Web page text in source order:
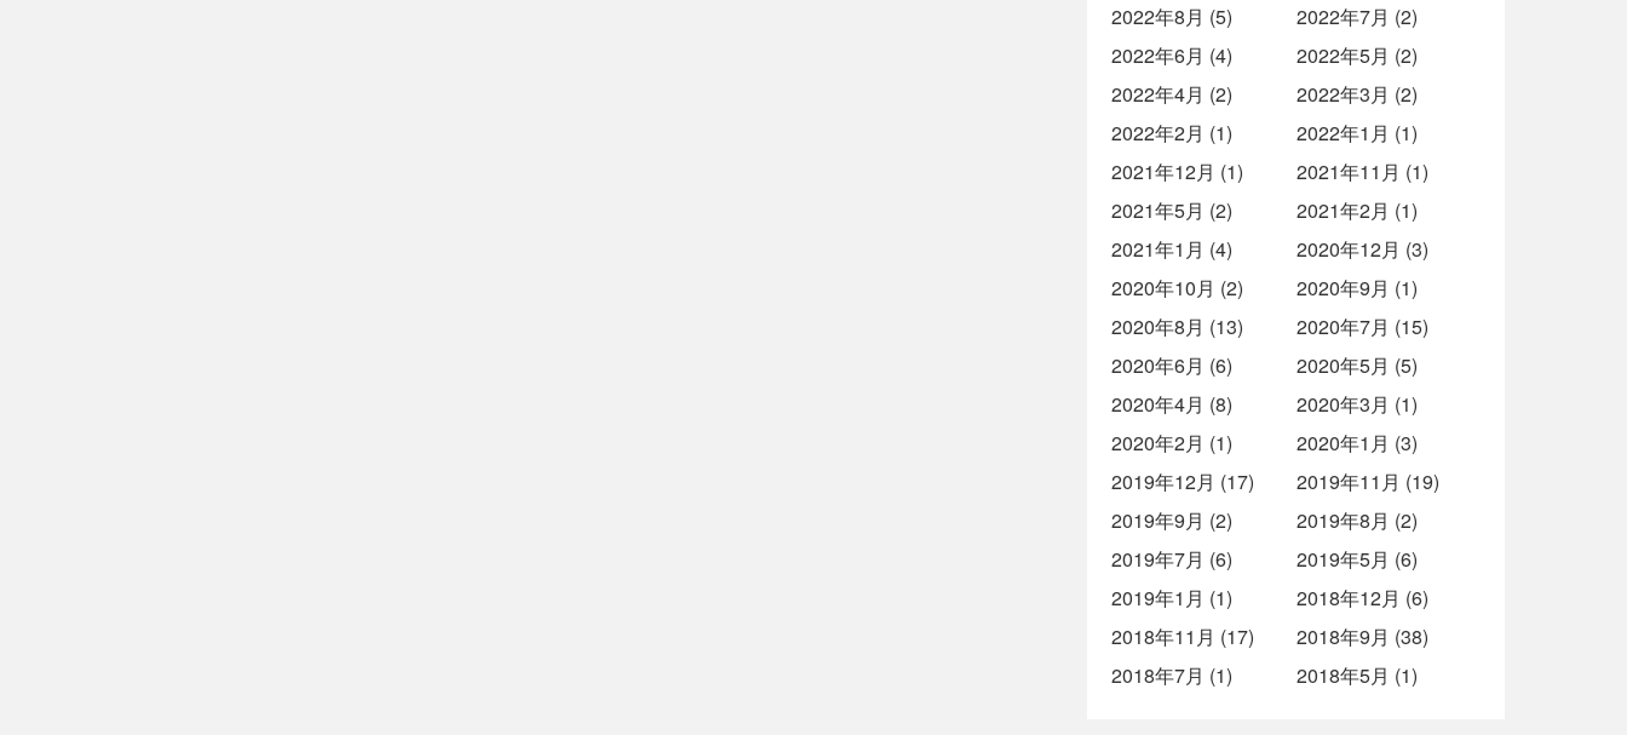
2022年8月 (5)
2022年7月 (2)
2022年6月 (4)
2022年5月 (2)
2022年4月 (2)
2022年3月 (2)
2022年2月 (1)
2022年1月 (1)
2021年12月 (1)
2021年11月 (1)
2021年5月 (2)
2021年2月 (1)
2021年1月 (4)
2020年12月 (3)
2020年10月 (2)
2020年9月 (1)
2020年8月 (13)
2020年7月 (15)
2020年6月 (6)
2020年5月 (5)
2020年4月 (8)
2020年3月 (1)
2020年2月 (1)
2020年1月 (3)
2019年12月 (17)
2019年11月 (19)
2019年9月 (2)
2019年8月 (2)
2019年7月 (6)
2019年5月 (6)
2019年1月 (1)
2018年12月 (6)
2018年11月 (17)
2018年9月 (38)
2018年7月 (1)
2018年5月 (1)